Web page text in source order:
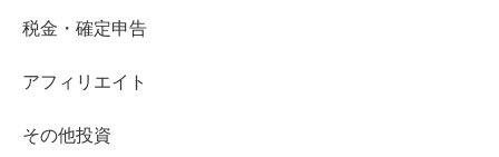
税金・確定申告
アフィリエイト
その他投資